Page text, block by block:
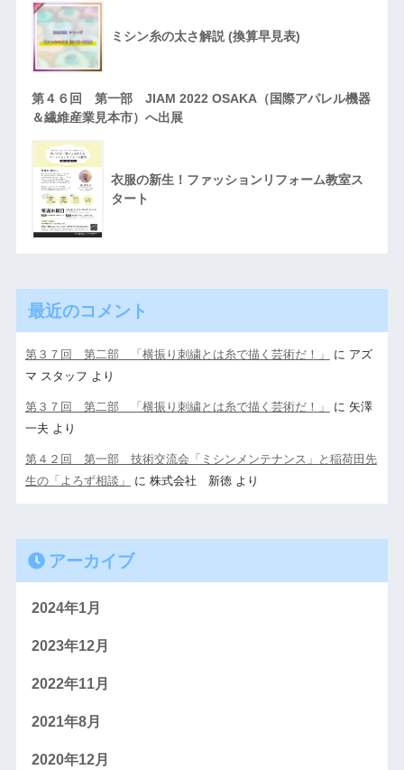
ミシン糸の太さ解説 (換算早見表)
第４６回 第一部 JIAM 2022 OSAKA（国際アパレル機器
＆繊維産業見本市）へ出展
衣服の新生！ファッションリフォーム教室ス
タート
最近のコメント
第３７回 第二部 「横振り刺繍とは糸で描く芸術だ！」 に アズ
マ スタッフ より
第３７回 第二部 「横振り刺繍とは糸で描く芸術だ！」 に 矢澤
一夫 より
第４２回 第一部 技術交流会「ミシンメンテナンス」と稲荷田先
生の「よろず相談」
に 株式会社 新徳より
アーカイブ
2024年1月
2023年12月
2022年11月
2021年8月
2020年12月